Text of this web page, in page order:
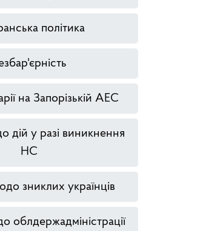
політика
на Запорізькій АЕС
дій у разі виникнення
НС
зниклих українців
облдержадміністрації